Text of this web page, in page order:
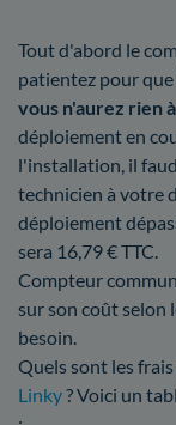
Tout d'abord le
patientez pour
vous n'aurez rien
déploiement en
l'installation, il
technicien à votre
déploiement
sera 16,79 € TTC.
Compteur
sur son coût selon
besoin.
Quels sont les
Linky? Voici un